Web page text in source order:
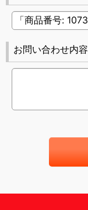
お問い合わせ内容